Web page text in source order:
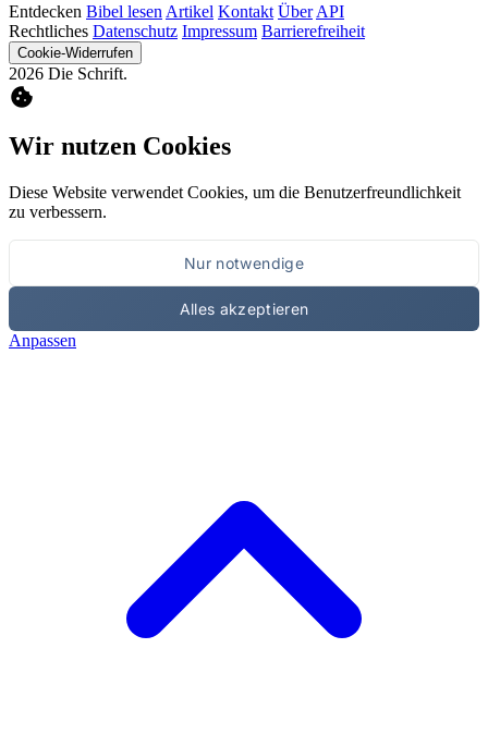
Entdecken Bibel lesen Artikel Kontakt Über API
Rechtliches Datenschutz Impressum Barrierefreiheit
Cookie-Widerrufen
2026 Die Schrift.
cookie
Wir nutzen Cookies
Diese Website verwendet Cookies, um die Benutzerfreundlichkeit
zu verbessern.
Nur notwendige
Alles akzeptieren
Anpassen